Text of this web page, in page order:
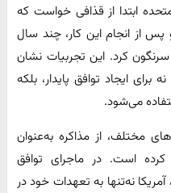
ابتدا از قذافی خواست که
از انجام این کار، چند سال
کرد. این تجربیات نشان
برای ایجاد توافق پایدار، بلکه
می‌شود.
مختلف، از مذاکره به‌عنوان
کرده است. در ماجرای توافق
نه‌تنها به تعهدات خود در